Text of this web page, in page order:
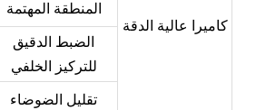
كاميرا عالية الدقة
المنطقة المهتمة
الضبط الدقيق
للتركيز الخلفي
تقليل الضوضاء